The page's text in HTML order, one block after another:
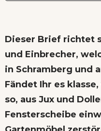
Dieser Brief richtet
und Einbrecher,
in Schramberg und
Fändet Ihr es
so, aus Jux und
Fensterscheibe